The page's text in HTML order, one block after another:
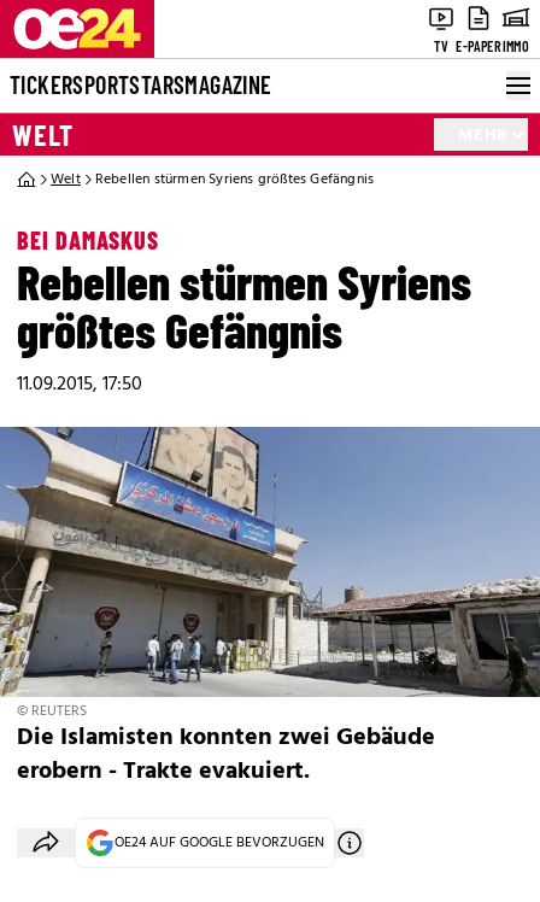
TV E-PAPERIMMO
TICKERSPORTSTARSMAGAZINE
WELT
Welt Rebellen stürmen Syriens größtes Gefängnis
BEI DAMASKUS
Rebellen stürmen Syriens
größtes Gefängnis
11.09.2015, 17:50
© REUTERS
Die Islamisten konnten zwei Gebäude
erobern - Trakte evakuiert.
OE24 AUF GOOGLE BEVORZUGEN